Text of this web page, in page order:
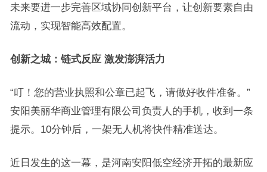
未来要进一步完善区域协同创新平台，让创新要素自由
流动，实现智能高效配置。
创新之城：链式反应 激发澎湃活力
“叮！您的营业执照和公章已起飞，请做好收件准备。”
安阳美丽华商业管理有限公司负责人的手机，收到一条
提示。10分钟后，一架无人机将快件精准送达。
近日发生的这一幕，是河南安阳低空经济开拓的最新应